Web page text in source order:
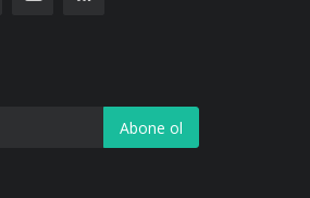
Abone ol